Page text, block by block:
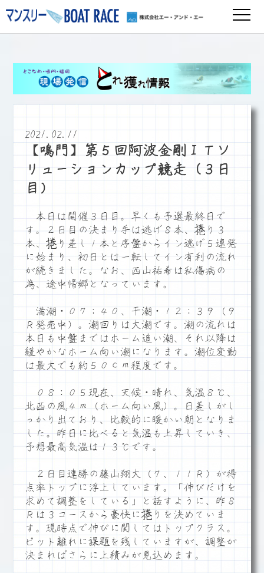
2021.02.11
【鳴門】第５回阿波金剛ＩＴソ
リューションカップ競走（３日
目）
本日は開催３日目。早くも予選最終日で
す。２日目の決まり手は逃げ８本、捲り３
本、捲り差し１本と序盤からイン逃げ５連発
に始まり、初日とは一転してイン有利の流れ
が続きました。なお、西山祐希は私傷病の
為、途中帰郷となっています。
満潮・０７：４０、干潮・１２：３９（９
Ｒ発売中）。潮回りは大潮です。潮の流れは
本日も中盤まではホーム追い潮、それ以降は
緩やかなホーム向い潮になります。潮位変動
は最大でも約５０ｃｍ程度です。
０８：０５現在、天候・晴れ、気温８℃、
北西の風４ｍ（ホーム向い風）。日差しがし
っかり出ており、比較的に暖かい朝となりま
した。昨日に比べると気温も上昇していき、
予想最高気温は１３℃です。
２日目連勝の藤山翔大（７、１１Ｒ）が得
点率トップに浮上しています。「伸びだけを
求めて調整をしている」と話すように、昨８
Ｒは３コースから豪快に捲りを決めていま
す。現時点で伸びに関してはトップクラス。
ピット離れに課題を残していますが、調整が
決まればさらに上積みが見込めます。